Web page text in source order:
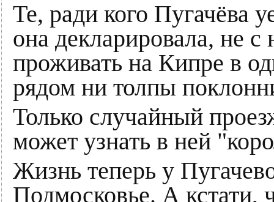
Те, ради кого Пугачёва
она декларировала, не
проживать на Кипре в
рядом ни толпы
Только случайный
может узнать в ней
Жизнь теперь у
Подмосковье. А кстати,